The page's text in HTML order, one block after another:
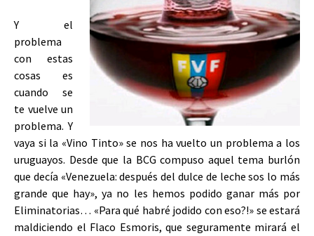
Y el
problema
con estas
cosas es
cuando se
te vuelve un
problema. Y
vaya si la «Vino Tinto» se nos ha vuelto un problema a los
uruguayos. Desde que la BCG compuso aquel tema burlón
que decía «Venezuela: después del dulce de leche sos lo más
grande que hay», ya no les hemos podido ganar más por
Eliminatorias… «Para qué habré jodido con eso?!» se estará
maldiciendo el Flaco Esmoris, que seguramente mirará el